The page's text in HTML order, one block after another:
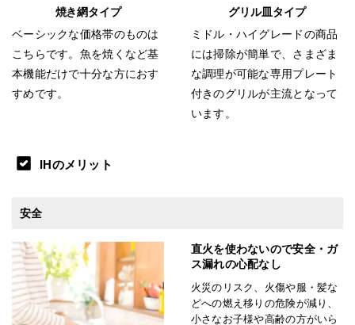
焼き網タイプ
ベーシックな価格帯のものは
こちらです。魚を焼くなど基
本機能だけで十分な方におす
すめです。
グリル皿タイプ
ミドル・ハイグレードの商品
には掃除が簡単で、さまざま
な調理が可能な専用プレート
付きのグリルが主流となって
います。
IHのメリット
安全
直火を使わないので安全・ガ
ス漏れの心配なし
火災のリスク、火傷や服・髪な
どへの燃え移りの危険が減り、
小さなお子様や高齢の方がいら